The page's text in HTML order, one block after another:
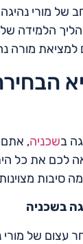
של מורי
הלמידה
מורה
בשכניה, אתם
לכם את כל
סיבות
בשכניה
עצום של